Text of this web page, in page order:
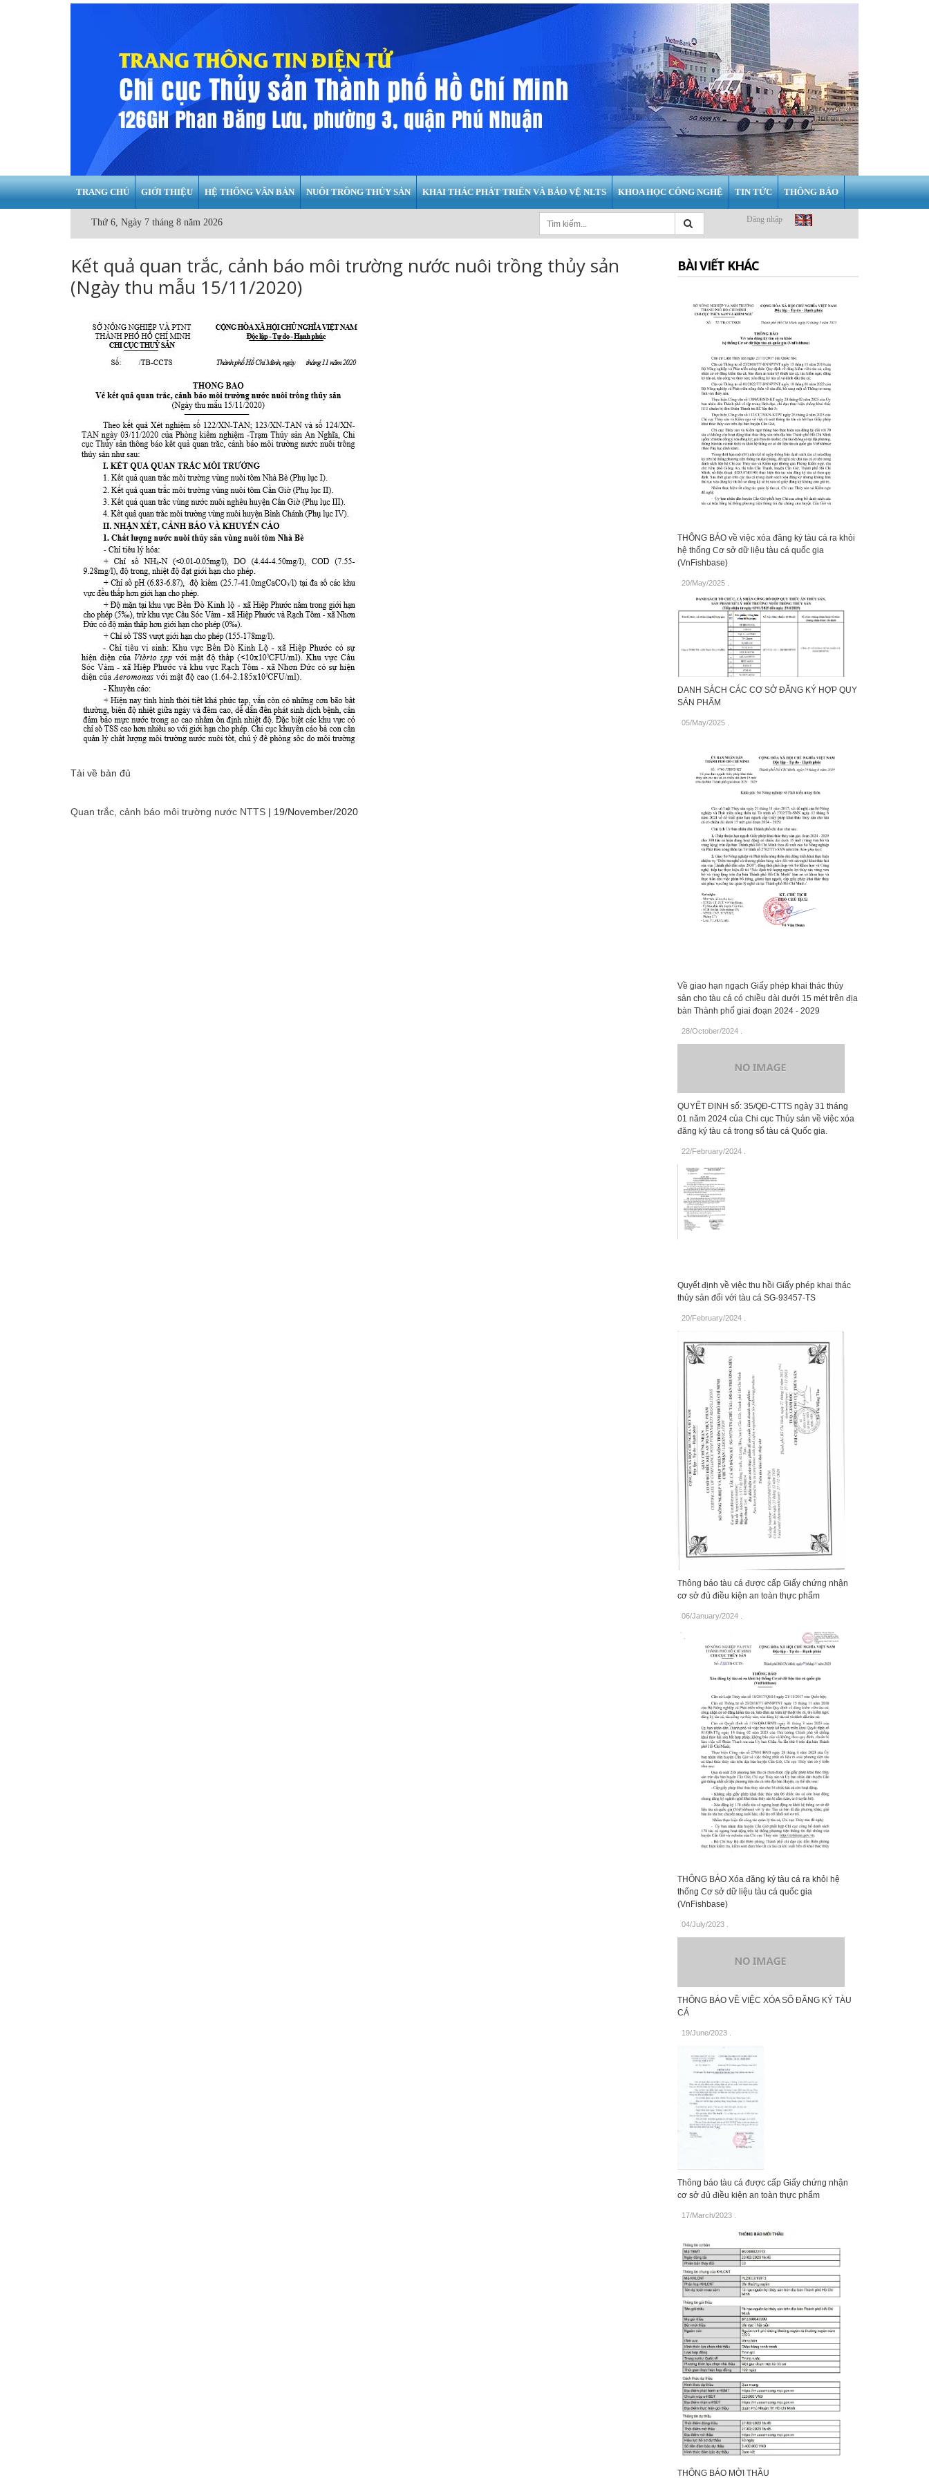
TRANG CHỦ GIỚI THIỆU HỆ THỐNG VĂN BẢN NUÔI TRỒNG THỦY SẢN KHAI THÁC PHÁT TRIỂN VÀ BẢO VỆ NLTS KHOA HỌC CÔNG NGHỆ TIN TỨC THÔNG BÁO
Thứ 6, Ngày 7 tháng 8 năm 2026 Đăng nhập
Kết quả quan trắc, cảnh báo môi trường nước nuôi trồng thủy sản
(Ngày thu mẫu 15/11/2020)
Tải về bản đủ
Quan trắc, cảnh báo môi trường nước NTTS | 19/November/2020
BÀI VIẾT KHÁC
THÔNG BÁO về việc xóa đăng ký tàu cá ra khỏi
hệ thống Cơ sở dữ liệu tàu cá quốc gia
(VnFishbase)
20/May/2025.
DANH SÁCH CÁC CƠ SỞ ĐĂNG KÝ HỢP QUY
SẢN PHẨM
05/May/2025.
Về giao hạn ngạch Giấy phép khai thác thủy
sản cho tàu cá có chiều dài dưới 15 mét trên địa
bàn Thành phố giai đoạn 2024 - 2029
28/October/2024.
QUYẾT ĐỊNH số: 35/QĐ-CTTS ngày 31 tháng
01 năm 2024 của Chi cục Thủy sản về việc xóa
đăng ký tàu cá trong sổ tàu cá Quốc gia.
22/February/2024.
Quyết định về việc thu hồi Giấy phép khai thác
thủy sản đối với tàu cá SG-93457-TS
20/February/2024.
Thông báo tàu cá được cấp Giấy chứng nhận
cơ sở đủ điều kiện an toàn thực phẩm
06/January/2024.
THÔNG BÁO Xóa đăng ký tàu cá ra khỏi hệ
thống Cơ sở dữ liệu tàu cá quốc gia
(VnFishbase)
04/July/2023.
THÔNG BÁO VỀ VIỆC XÓA SỐ ĐĂNG KÝ TÀU
CÁ
19/June/2023.
Thông báo tàu cá được cấp Giấy chứng nhận
cơ sở đủ điều kiện an toàn thực phẩm
17/March/2023.
THÔNG BÁO MỜI THẦU